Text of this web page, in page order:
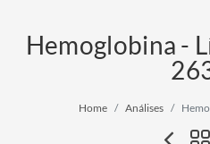
Hemoglobina -
Home Análises